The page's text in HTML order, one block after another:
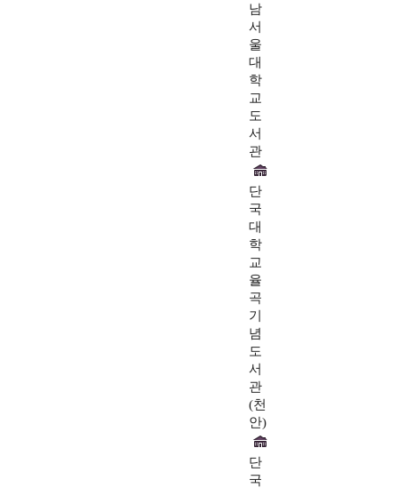
남
서
울
대
학
교
도
서
관
단
국
대
학
교
율
곡
기
념
도
서
관
(천
안)
단
국